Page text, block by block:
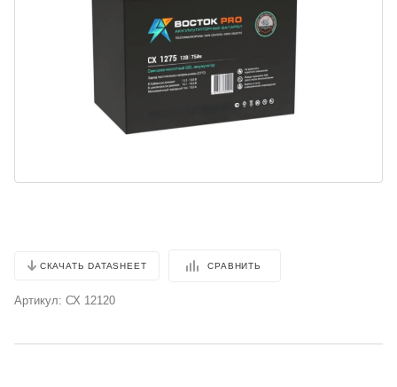
СКАЧАТЬ DATASHEET СРАВНИТЬ
Артикул: СХ 12120